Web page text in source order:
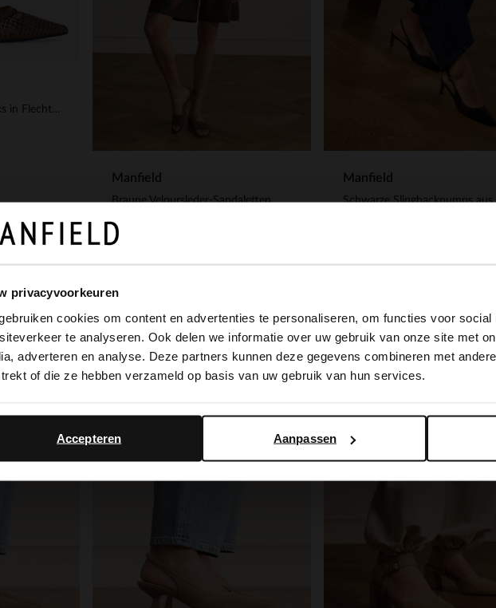
privacyvoorkeuren
cookies om content en advertenties te personaliseren, om functies voor social
te analyseren. Ook delen we informatie over uw gebruik van onze site met
adverteren en analyse. Deze partners kunnen deze gegevens combineren met
of die ze hebben verzameld op basis van uw gebruik van hun services.
Aanpassen
Accepteren
Bronzefarbene Slingbacks in Flecht-Optik
Manfield
Braune Veloursleder-Sandaletten
109.99
Manfield
Schwarze Slingbackpumps aus
-40%
-10% EXTRA
It looks like your language isn't Dutch. Would you like to